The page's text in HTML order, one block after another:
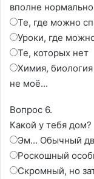
вполне нормально
Те, где можно
Уроки, где
Те, которых нет
Химия,
не моё...
Вопрос 6.
Какой у тебя дом?
Эм... Обычный
Роскошный
Скромный, но